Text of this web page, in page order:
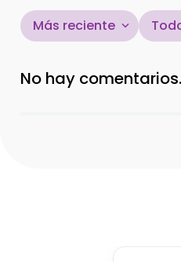
Título
Más reciente
No hay comentarios.